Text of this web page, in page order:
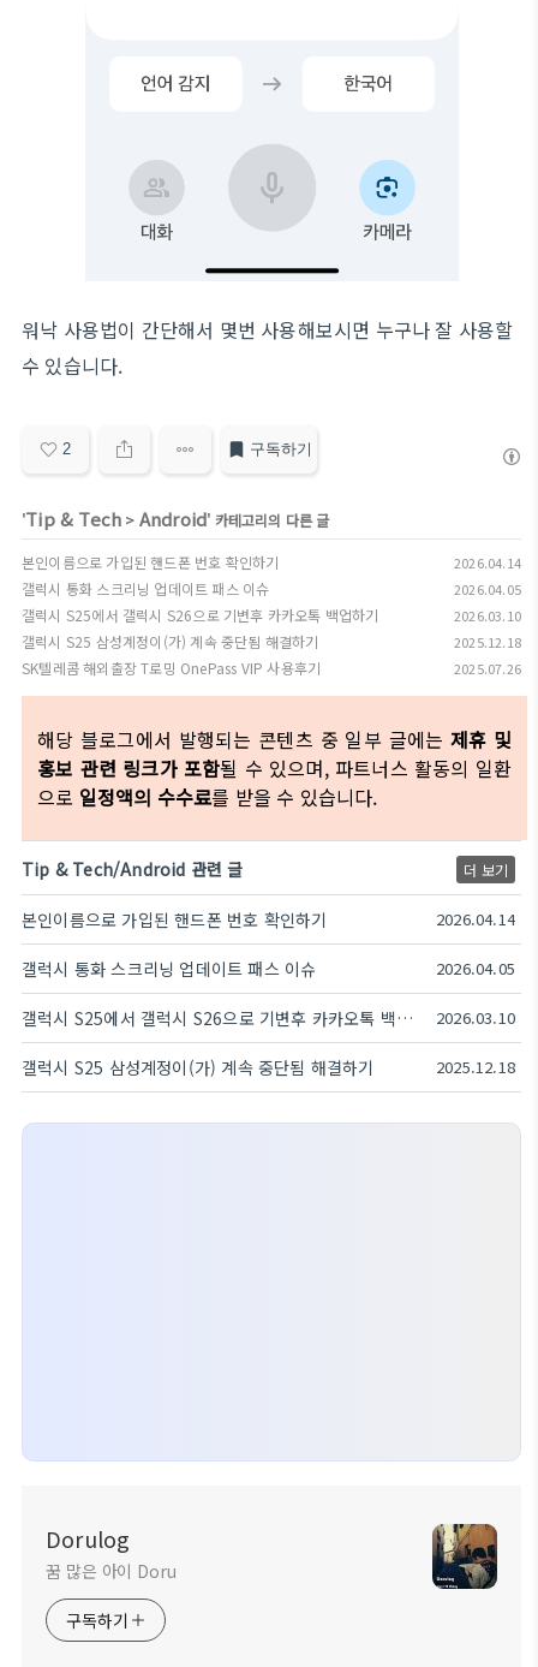
워낙 사용법이 간단해서 몇번 사용해보시면 누구나 잘 사용할
수 있습니다.
2 구독하기
'Tip & Tech > Android' 카테고리의 다른 글
본인이름으로 가입된 핸드폰 번호 확인하기 2026.04.14
갤럭시 통화 스크리닝 업데이트 패스 이슈 2026.04.05
갤럭시 S25에서 갤럭시 S26으로 기변후 카카오톡 백업하기 2026.03.10
갤럭시 S25 삼성계정이(가) 계속 중단됨 해결하기 2025.12.18
SK텔레콤 해외출장 T로밍 OnePass VIP 사용후기 2025.07.26
해당 블로그에서 발행되는 콘텐츠 중 일부 글에는 제휴 및
홍보 관련 링크가 포함될 수 있으며, 파트너스 활동의 일환
으로 일정액의 수수료를 받을 수 있습니다.
Tip & Tech/Android 관련 글 더 보기
본인이름으로 가입된 핸드폰 번호 확인하기 2026.04.14
갤럭시 통화 스크리닝 업데이트 패스 이슈 2026.04.05
갤럭시 S25에서 갤럭시 S26으로 기변후 카카오톡 백업하기 2026.03.10
갤럭시 S25 삼성계정이(가) 계속 중단됨 해결하기 2025.12.18
Dorulog
꿈 많은 아이 Doru
구독하기